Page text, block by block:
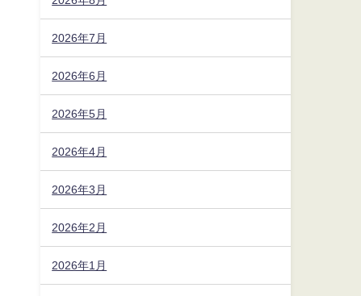
2026年7月
2026年6月
2026年5月
2026年4月
2026年3月
2026年2月
2026年1月